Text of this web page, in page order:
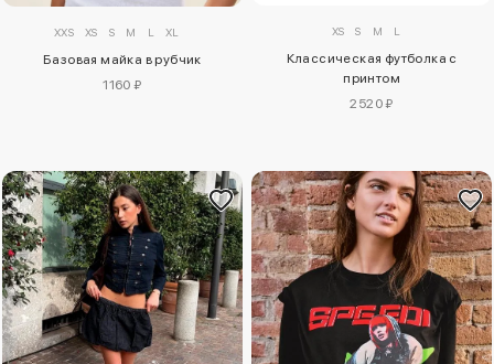
XXS XS S M L XL
Базовая майка в рубчик
1160 ₽
XS S M L
Классическая футболка с
принтом
2520 ₽